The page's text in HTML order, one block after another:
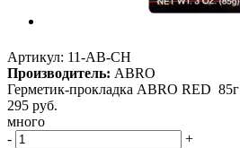
Артикул: 11-AB-CH
Производитель: ABRO
Герметик-прокладка ABRO RED 85г
295 руб.
много
-
+